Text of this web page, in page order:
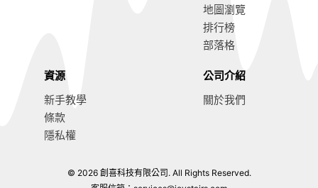
地圖瀏覽
排行榜
部落格
資源
新手教學
條款
隱私權
公司介紹
關於我們
© 2026 創喜科技有限公司. All Rights Reserved.